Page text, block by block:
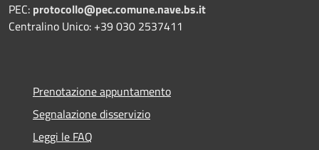
PEC: protocollo@pec.comune.nave.bs.it
Centralino Unico: +39 030 2537411
Prenotazione appuntamento
Segnalazione disservizio
Leggi le FAQ